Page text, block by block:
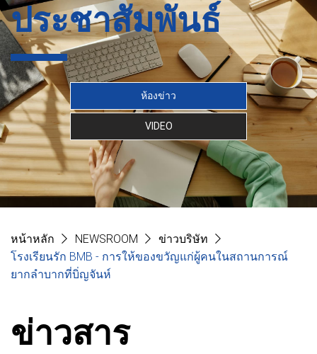
ประชาสัมพันธ์
ห้องข่าว
VIDEO
หน้าหลัก NEWSROOM
ข่าวบริษัท
โรงเรียนรัก BMB - การให้ของขวัญแก่ผู้คนในสถานการณ์
ยากลำบากที่บิ่ญจันห์
ข่าวสาร